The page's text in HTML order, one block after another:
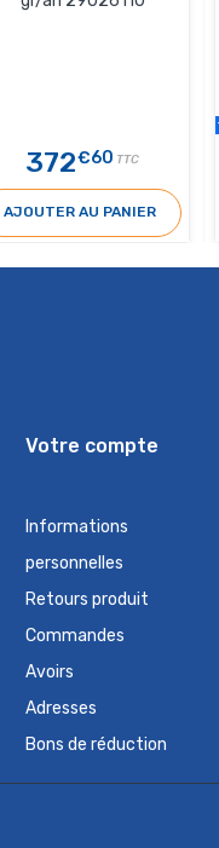
372€60 TTC
AJOUTER AU PANIER
Votre compte
Informations
personnelles
Retours produit
Commandes
Avoirs
Adresses
Bons de réduction